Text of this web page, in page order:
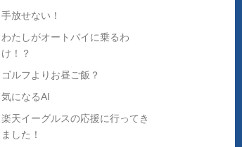
手放せない！
わたしがオートバイに乗るわ
け！？
ゴルフよりお昼ご飯？
気になるAI
楽天イーグルスの応援に行ってき
ました！